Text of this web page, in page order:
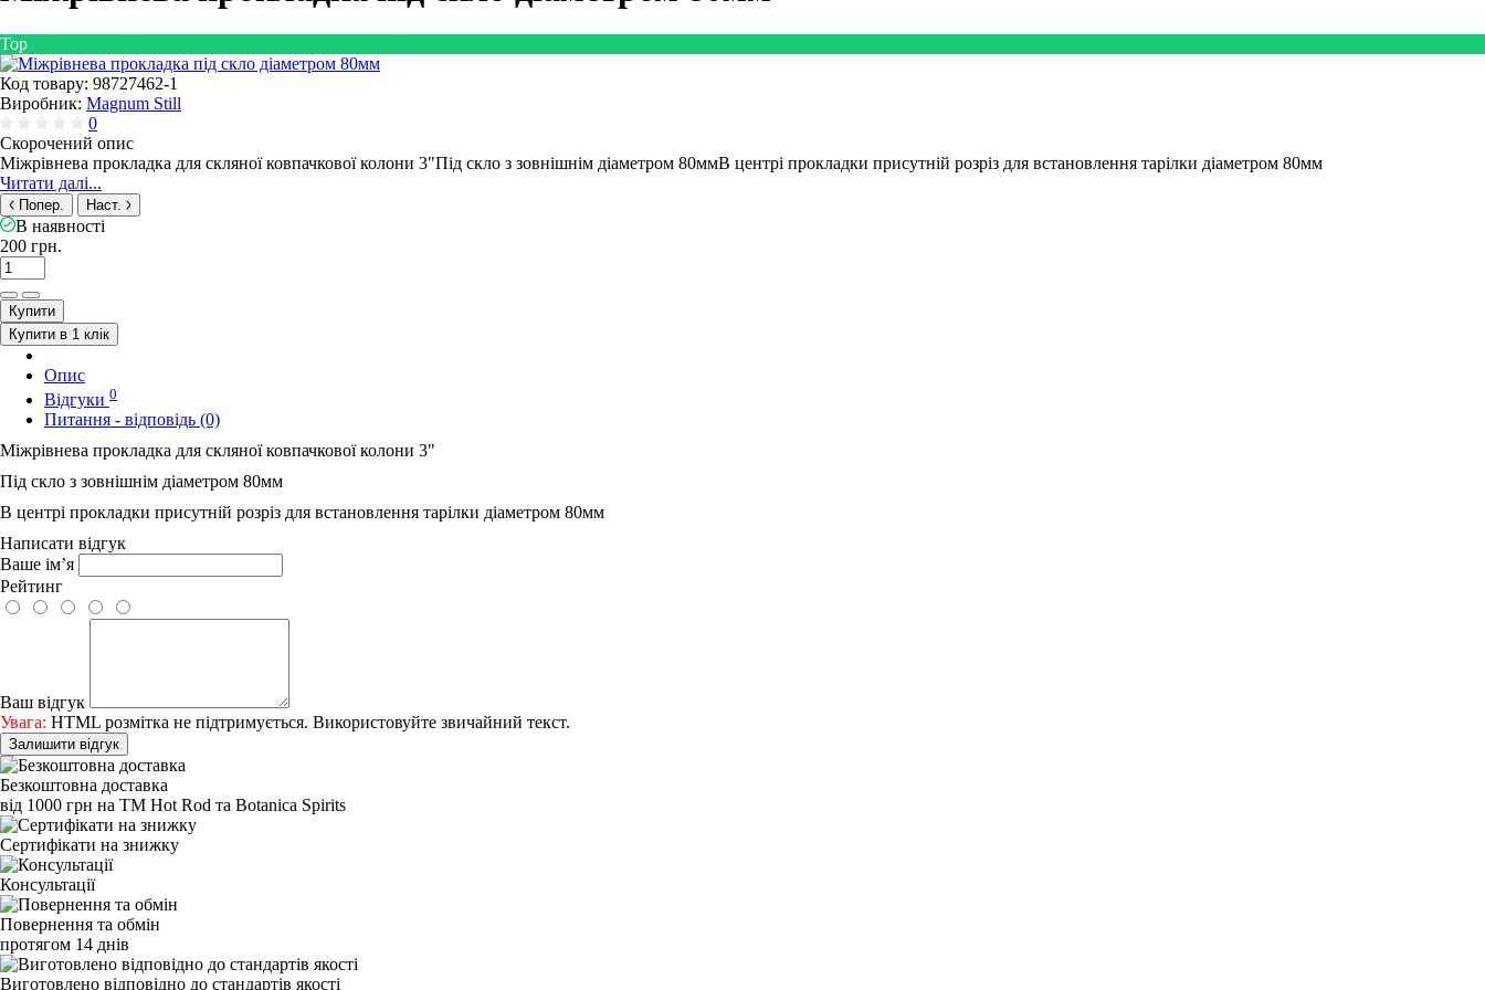
Top
Код товару: 98727462-1
Виробник: Magnum Still
0
Скорочений опис
Міжрівнева прокладка для скляної ковпачкової колони 3"Під скло з зовнішнім діаметром 80ммВ центрі прокладки присутній розріз для встановлення тарілки діаметром 80мм
Читати далі...
Попер. Наст.
В наявності
200 грн.
Купити
Купити в 1 клік
Опис
Відгуки 0
Питання - відповідь (0)
Міжрівнева прокладка для скляної ковпачкової колони 3"
Під скло з зовнішнім діаметром 80мм
В центрі прокладки присутній розріз для встановлення тарілки діаметром 80мм
Написати відгук
Ваше ім’я
Рейтинг
Ваш відгук
Увага: HTML розмітка не підтримується. Використовуйте звичайний текст.
Залишити відгук
Безкоштовна доставка
від 1000 грн на ТМ Hot Rod та Botanica Spirits
Сертифікати на знижку
Консультації
Повернення та обмін
протягом 14 днів
Виготовлено відповідно до стандартів якості